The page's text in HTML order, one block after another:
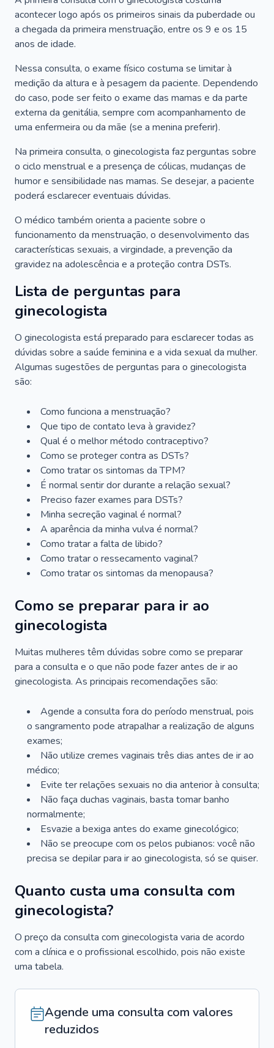
acontecer logo após os primeiros sinais da puberdade ou
a chegada da primeira menstruação, entre os 9 e os 15
anos de idade.
Nessa consulta, o exame físico costuma se limitar à
medição da altura e à pesagem da paciente. Dependendo
do caso, pode ser feito o exame das mamas e da parte
externa da genitália, sempre com acompanhamento de
uma enfermeira ou da mãe (se a menina preferir).
Na primeira consulta, o ginecologista faz perguntas sobre
o ciclo menstrual e a presença de cólicas, mudanças de
humor e sensibilidade nas mamas. Se desejar, a paciente
poderá esclarecer eventuais dúvidas.
O médico também orienta a paciente sobre o
funcionamento da menstruação, o desenvolvimento das
características sexuais, a virgindade, a prevenção da
gravidez na adolescência e a proteção contra DSTs.
Lista de perguntas para
ginecologista
O ginecologista está preparado para esclarecer todas as
dúvidas sobre a saúde feminina e a vida sexual da mulher.
Algumas sugestões de perguntas para o ginecologista
são:
Como funciona a menstruação?
Que tipo de contato leva à gravidez?
Qual é o melhor método contraceptivo?
Como se proteger contra as DSTs?
Como tratar os sintomas da TPM?
É normal sentir dor durante a relação sexual?
Preciso fazer exames para DSTs?
Minha secreção vaginal é normal?
A aparência da minha vulva é normal?
Como tratar a falta de libido?
Como tratar o ressecamento vaginal?
Como tratar os sintomas da menopausa?
Como se preparar para ir ao
ginecologista
Muitas mulheres têm dúvidas sobre como se preparar
para a consulta e o que não pode fazer antes de ir ao
ginecologista. As principais recomendações são:
Agende a consulta fora do período menstrual, pois
o sangramento pode atrapalhar a realização de alguns
exames;
Não utilize cremes vaginais três dias antes de ir ao
médico;
Evite ter relações sexuais no dia anterior à consulta;
Não faça duchas vaginais, basta tomar banho
normalmente;
Esvazie a bexiga antes do exame ginecológico;
Não se preocupe com os pelos pubianos: você não
precisa se depilar para ir ao ginecologista, só se quiser.
Quanto custa uma consulta com
ginecologista?
O preço da consulta com ginecologista varia de acordo
com a clínica e o profissional escolhido, pois não existe
uma tabela.
Agende uma consulta com valores
reduzidos